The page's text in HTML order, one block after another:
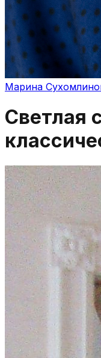
Марина
Светлая